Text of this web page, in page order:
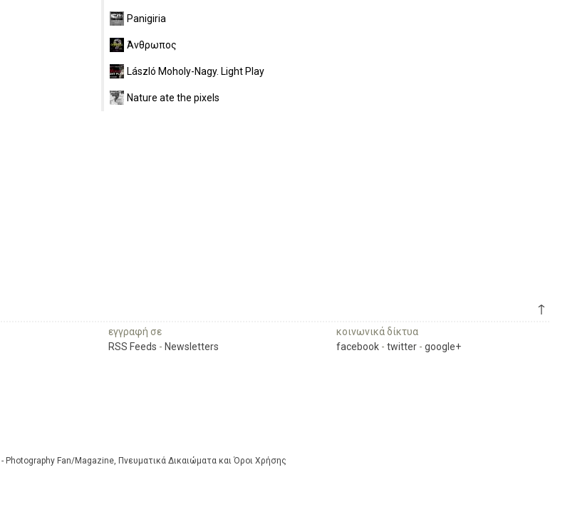
Panigiria
Άνθρωπος
László Moholy-Nagy. Light Play
Nature ate the pixels
↑
εγγραφή σε
RSS Feeds - Newsletters
κοινωνικά δίκτυα
facebook - twitter - google+
- Photography Fan/Magazine, Πνευματικά Δικαιώματα και Όροι Χρήσης